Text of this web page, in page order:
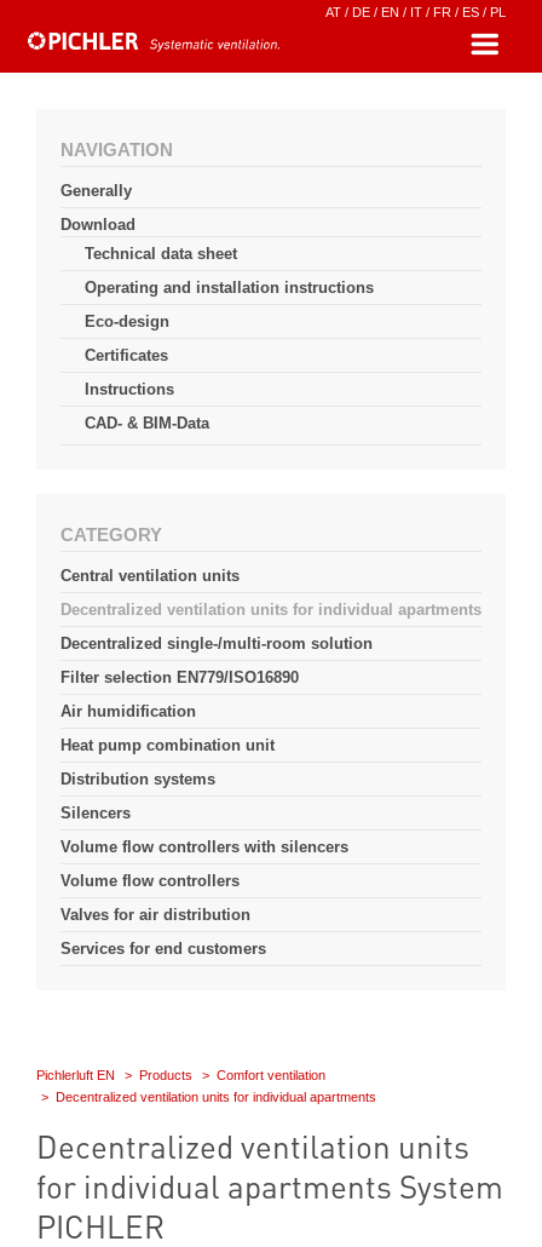
AT / DE / EN / IT / FR / ES / PL
NAVIGATION
Generally
Download
Technical data sheet
Operating and installation instructions
Eco-design
Certificates
Instructions
CAD- & BIM-Data
CATEGORY
Central ventilation units
Decentralized ventilation units for individual apartments
Decentralized single-/multi-room solution
Filter selection EN779/ISO16890
Air humidification
Heat pump combination unit
Distribution systems
Silencers
Volume flow controllers with silencers
Volume flow controllers
Valves for air distribution
Services for end customers
Pichlerluft EN Products
Comfort ventilation
Decentralized ventilation units for individual apartments
Decentralized ventilation units
for individual apartments System
PICHLER